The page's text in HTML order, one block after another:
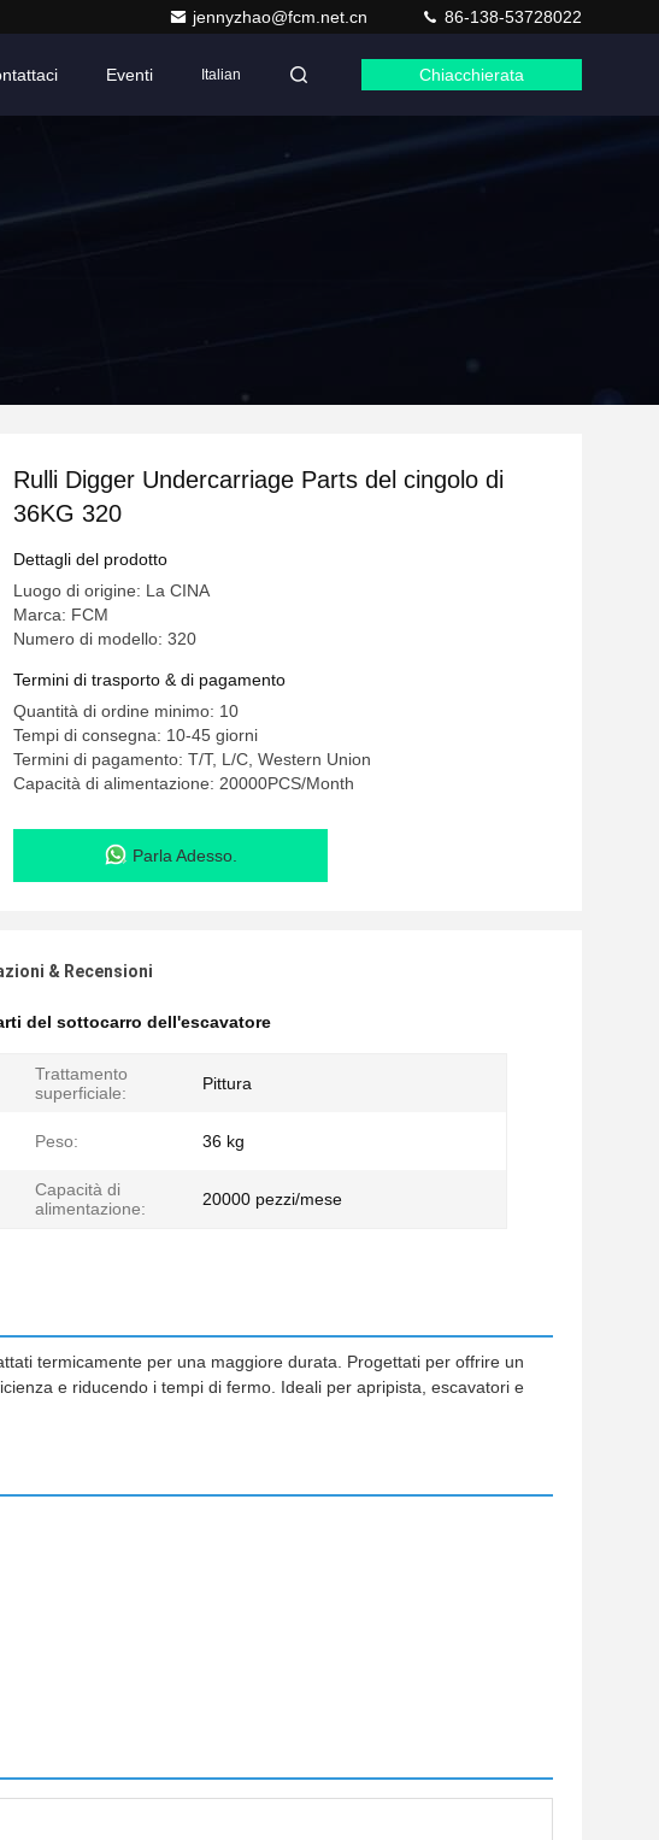
jennyzhao@fcm.net.cn 86-138-53728022
Eventi Italian Chiacchierata
Rulli Digger Undercarriage Parts del cingolo di
36KG 320
Dettagli del prodotto
Luogo di origine: La CINA
Marca: FCM
Numero di modello: 320
Termini di trasporto & di pagamento
Quantità di ordine minimo: 10
Tempi di consegna: 10-45 giorni
Termini di pagamento: T/T, L/C, Western Union
Capacità di alimentazione: 20000PCS/Month
Parla Adesso.
& Recensioni
del sottocarro dell'escavatore
Trattamento
superficiale:
Pittura
Peso: 36 kg
Capacità di
alimentazione:
20000 pezzi/mese
termicamente per una maggiore durata. Progettati per offrire un
e riducendo i tempi di fermo. Ideali per apripista, escavatori e